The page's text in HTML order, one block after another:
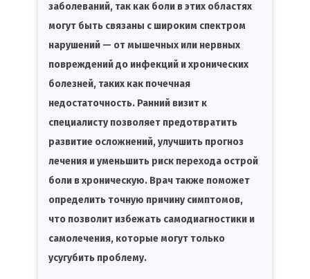
заболеваний, так как боли в этих областях
могут быть связаны с широким спектром
нарушений — от мышечных или нервных
повреждений до инфекций и хронических
болезней, таких как почечная
недостаточность. Ранний визит к
специалисту позволяет предотвратить
развитие осложнений, улучшить прогноз
лечения и уменьшить риск перехода острой
боли в хроническую. Врач также поможет
определить точную причину симптомов,
что позволит избежать самодиагностики и
самолечения, которые могут только
усугубить проблему.